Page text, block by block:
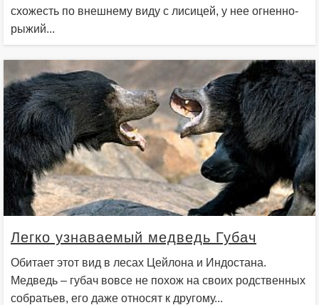
схожесть по внешнему виду с лисицей, у нее огненно-
рыжий...
Легко узнаваемый медведь Губач
Обитает этот вид в лесах Цейлона и Индостана.
Медведь – губач вовсе не похож на своих родственных
собратьев, его даже относят к другому...